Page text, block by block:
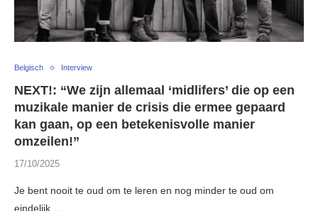
Belgisch Interview
NEXT!: “We zijn allemaal ‘midlifers’ die op een
muzikale manier de crisis die ermee gepaard
kan gaan, op een betekenisvolle manier
omzeilen!”
17/10/2025
Je bent nooit te oud om te leren en nog minder te oud om
eindelijk …